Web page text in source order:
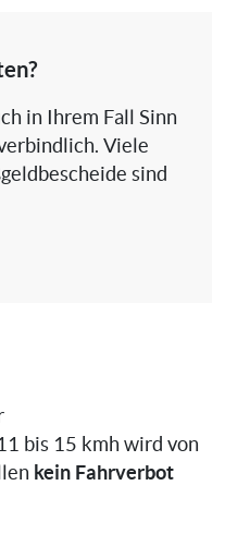
in Ihrem Fall Sinn
Viele
sind
bis 15 kmh wird von
kein Fahrverbot